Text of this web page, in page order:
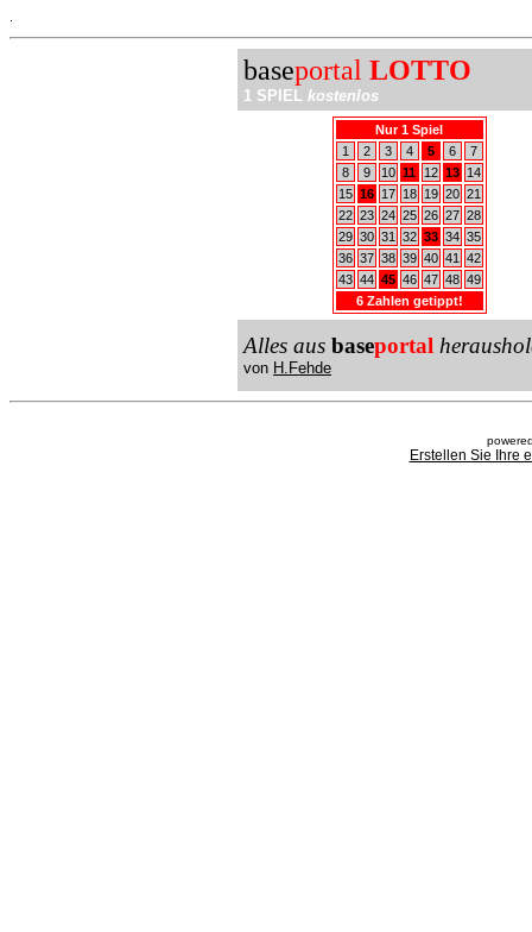
baseportal LOTTO
1 SPIEL kostenlos
Nur 1 Spiel
1
2 3 4 5 6
7
8
9 10 11 12 13
14
15 16 17 18 19 20 21
22 23 24 25 26 27 28
29 30 31 32 33 34 35
36 37 38 39 40 41
42
43 44 45 46 47 48 49
6 Zahlen getippt!
Alles aus baseportal
von H.Fehde
Erstellen Sie Ihre